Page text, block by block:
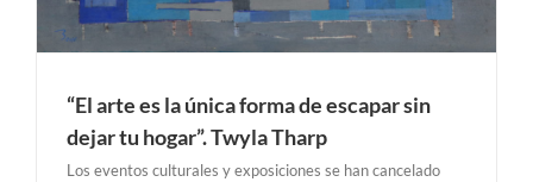
“El arte es la única forma de escapar sin
dejar tu hogar”. Twyla Tharp
Los eventos culturales y exposiciones se han cancelado